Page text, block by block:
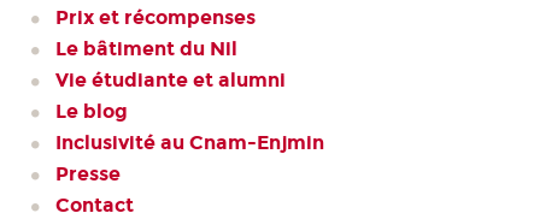
Prix et récompenses
Le bâtiment du Nil
Vie étudiante et alumni
Le blog
Inclusivité au Cnam-Enjmin
Presse
Contact